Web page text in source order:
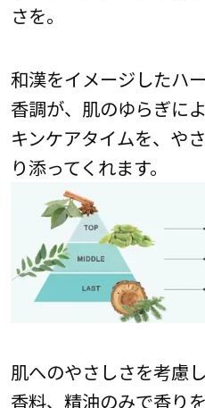
さを。
和漢をイメージしたハ
香調が、肌のゆらぎに
キンケアタイムを、や
り添ってくれます。
肌へのやさしさを考慮
香料、精油のみで香り